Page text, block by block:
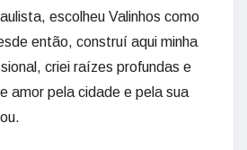
escolheu Valinhos como
então, construí aqui minha
criei raízes profundas e
amor pela cidade e pela sua